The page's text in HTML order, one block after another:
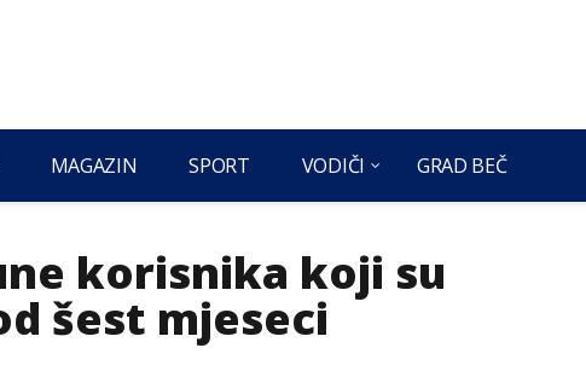
MAGAZIN SPORT VODIČI GRAD BEČ
korisnika koji su
šest mjeseci